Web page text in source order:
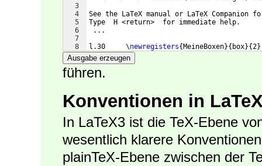
3
4
5
6
7
8
See the LaTeX manual or LaTeX Companion
Type  H <return>  for immediate help.
...
l.30 \newregisters{ MeineBoxen}{ box}{2}
Ausgabe erzeugen
führen.
Konventionen in
In LaTeX3 ist die TeX-Ebene
wesentlich klarere
plainTeX-Ebene zwischen der